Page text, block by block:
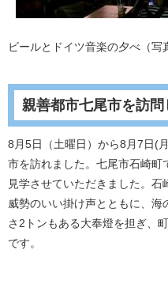
ビールとドイツ音楽の夕べ（写
親善都市七尾市を訪問
8月5日（土曜日）から8月7日(
市を訪れました。七尾市石崎町
見学させていただきました。
威勢のいい掛け声とともに、
さ2トンもある大奉燈を担ぎ、
です。